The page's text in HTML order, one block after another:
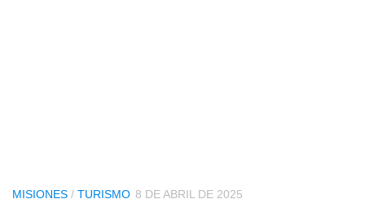
MISIONES / TURISMO 8 DE ABRIL DE 2025